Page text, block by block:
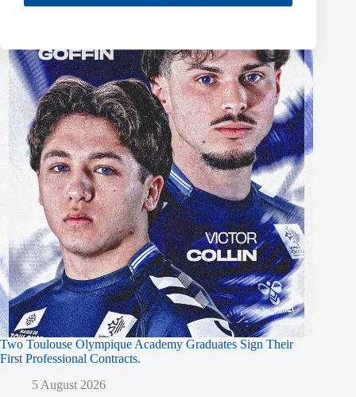
Two Toulouse Olympique Academy Graduates Sign Their
First Professional Contracts.
5 August 2026